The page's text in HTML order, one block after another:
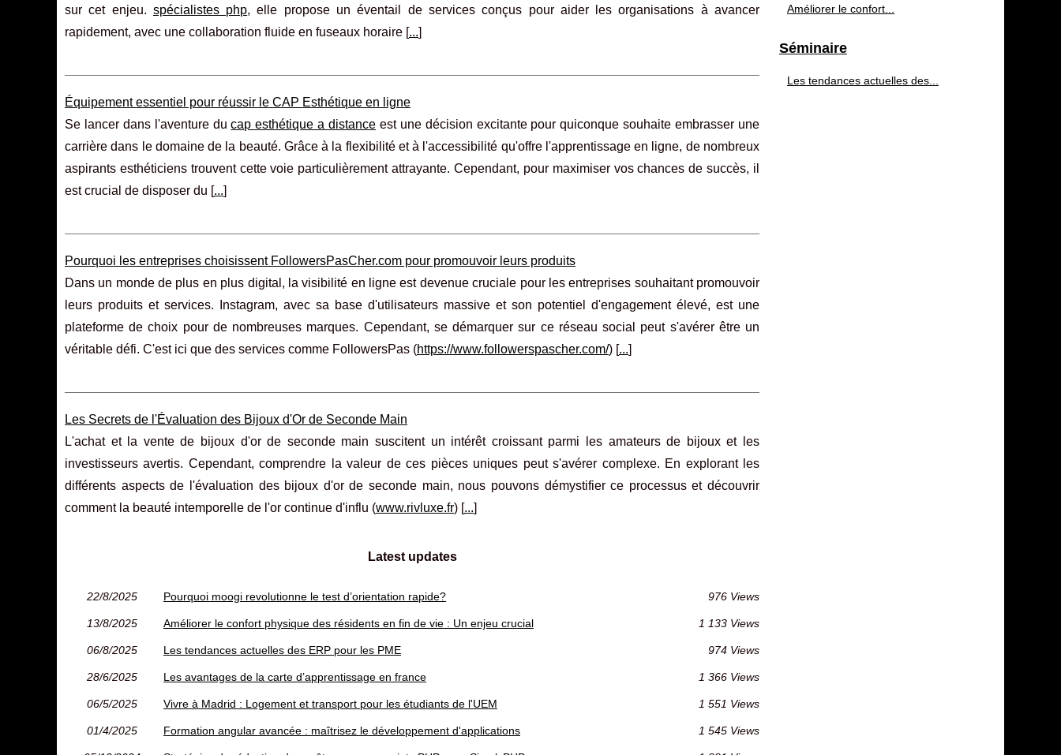
sur cet enjeu. spécialistes php, elle propose un éventail de services conçus pour aider les organisations à avancer
rapidement, avec une collaboration fluide en fuseaux horaire [...]
Équipement essentiel pour réussir le CAP Esthétique en ligne
Se lancer dans l'aventure ducap esthétique a distance est une décision excitante pour quiconque souhaite embrasser une
carrière dans le domaine de la beauté. Grâce à la flexibilité et à l'accessibilité qu'offre l'apprentissage en ligne, de nombreux
aspirants esthéticiens trouvent cette voie particulièrement attrayante. Cependant, pour maximiser vos chances de succès, il
est crucial de disposer du [...]
Pourquoi les entreprises choisissent FollowersPasCher.com pour promouvoir leurs produits
Dans un monde de plus en plus digital, la visibilité en ligne est devenue cruciale pour les entreprises souhaitant promouvoir
leurs produits et services. Instagram, avec sa base d'utilisateurs massive et son potentiel d'engagement élevé, est une
plateforme de choix pour de nombreuses marques. Cependant, se démarquer sur ce réseau social peut s'avérer être un
véritable défi. C'est ici que des services comme FollowersPas (https://www.followerspascher.com/) [...]
Les Secrets de l'Évaluation des Bijoux d'Or de Seconde Main
L'achat et la vente de bijoux d'or de seconde main suscitent un intérêt croissant parmi les amateurs de bijoux et les
investisseurs avertis. Cependant, comprendre la valeur de ces pièces uniques peut s'avérer complexe. En explorant les
différents aspects de l'évaluation des bijoux d'or de seconde main, nous pouvons démystifier ce processus et découvrir
comment la beauté intemporelle de l'or continue d'influ (www.rivluxe.fr) [...]
Latest updates
22/8/2025 Pourquoi moogi revolutionne le test d’orientation rapide? 976 Views
13/8/2025 Améliorer le confort physique des résidents en fin de vie : Un enjeu crucial 1 133 Views
06/8/2025 Les tendances actuelles des ERP pour les PME 974 Views
28/6/2025 Les avantages de la carte d’apprentissage en france 1 366 Views
06/5/2025 Vivre à Madrid : Logement et transport pour les étudiants de l'UEM 1 551 Views
01/4/2025 Formation angular avancée : maîtrisez le développement d'applications 1 545 Views
Améliorer le confort...
Séminaire
Les tendances actuelles des...